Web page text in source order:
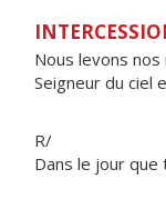
Nous levons
Seigneur du ciel
R/
Dans le jour que